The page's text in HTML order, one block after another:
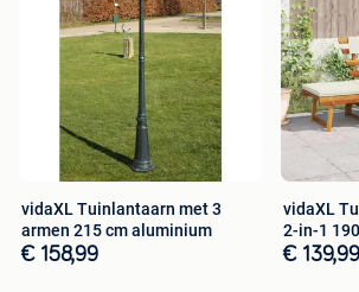
vidaXL Tuinlantaarn met 3
armen 215 cm aluminium
€ 158,99
vidaXL
2-in-1
acaciahout
€ 139,99